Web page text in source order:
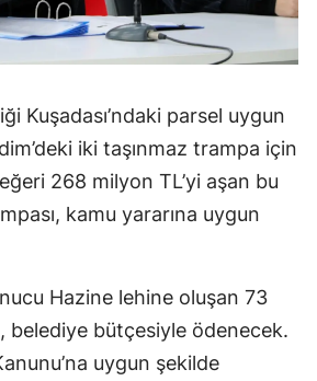
Kuşadası’ndaki parsel uygun
iki taşınmaz trampa için
268 milyon TL’yi aşan bu
kamu yararına uygun
Hazine lehine oluşan 73
belediye bütçesiyle ödenecek.
uygun şekilde